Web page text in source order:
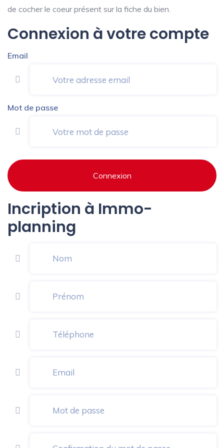
de cocher le coeur présent sur la fiche du bien.
Connexion à votre compte
Email
Mot de passe
Connexion
Incription à Immo-
planning